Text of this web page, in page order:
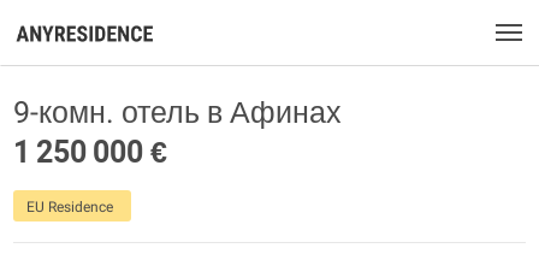
9-комн. отель в Афинах
1 250 000 €
EU Residence